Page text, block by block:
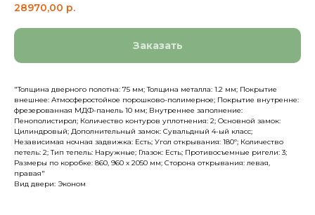
28970,00 р.
Заказать
"Толщина дверного полотна: 75 мм; Толщина металла: 1.2 мм; Покрытие
внешнее: Атмосферостойкое порошково-полимерное; Покрытие внутренне:
фрезерованная МДФ-панель 10 мм; Внутреннее заполнение:
Пенополистирол; Количество контуров уплотнения: 2; Основной замок:
Цилиндровый; Дополнительный замок: Сувальдный 4-ый класс;
Независимая ночная задвижка: Есть; Угол открывания: 180º; Количество
петель: 2; Тип тепель: Наружные; Глазок: Есть; Противосъемные ригели: 3;
Размеры по коробке: 860, 960 х 2050 мм; Сторона открывания: левая,
правая"
Вид двери: Эконом